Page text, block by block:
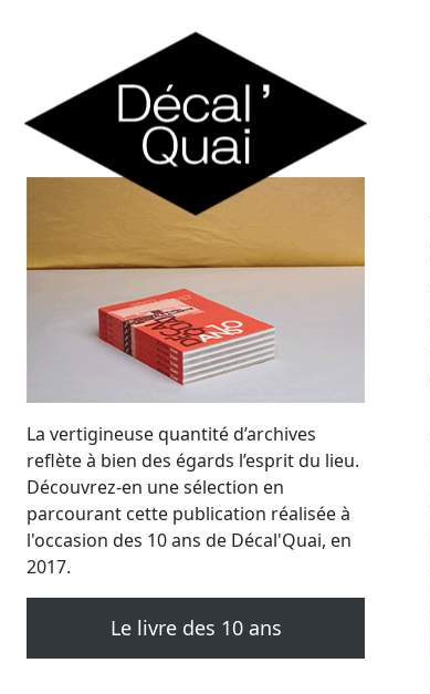
La vertigineuse quantité d’archives
reflète à bien des égards l’esprit du lieu.
Découvrez-en une sélection en
parcourant cette publication réalisée à
l'occasion des 10 ans de Décal'Quai, en
2017.
Le livre des 10 ans